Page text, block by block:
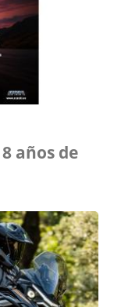
años de